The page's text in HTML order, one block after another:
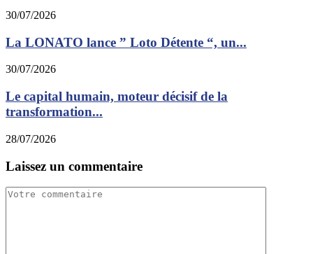
30/07/2026
La LONATO lance ” Loto Détente “, un...
30/07/2026
Le capital humain, moteur décisif de la
transformation...
28/07/2026
Laissez un commentaire